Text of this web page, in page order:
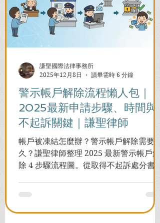
警示帳戶解除流程懶人包｜
2025最新申請步驟、時間與
不起訴關鍵｜謙聖律師
帳戶被凍結怎麼辦？警示帳戶解除需要多
久？謙聖律師整理 2025 最新警示帳戶解
除 4 步驟流程圖。從取得不起訴處分書到
謙聖國際法律事務所
2025年12月8日
讀畢需時 6 分鐘